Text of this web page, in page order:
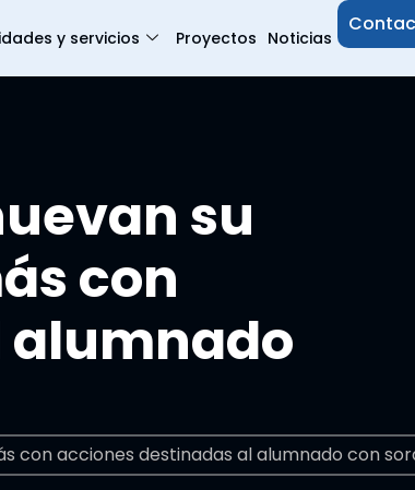
y servicios Proyectos Noticias
su
con
alumnado
con acciones destinadas al alumnado con